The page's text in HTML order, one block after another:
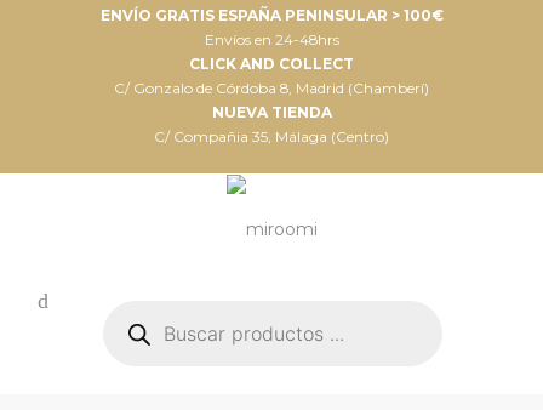
ENVÍO GRATIS ESPAÑA PENINSULAR > 100€
Envíos en 24-48hrs
CLICK AND COLLECT
C/ Gonzalo de Córdoba 8, Madrid (Chamberí)
NUEVA TIENDA
C/ Compañia 35, Málaga (Centro)
productos